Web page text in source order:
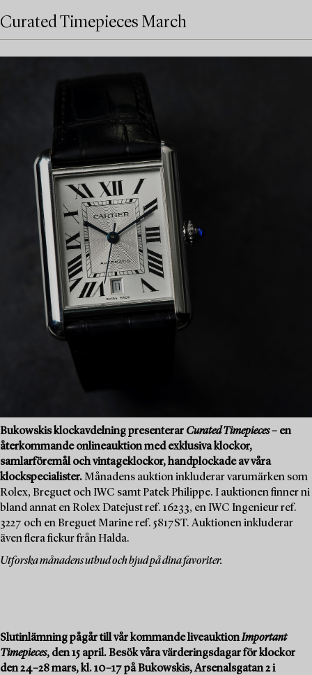
Curated Timepieces March
Bukowskis klockavdelning presenterar Curated Timepieces– en
återkommande onlineauktion med exklusiva klockor,
samlarföremål och vintageklockor, handplockade av våra
klockspecialister.Månadens auktion inkluderar varumärken som
Rolex, Breguet och IWC samt Patek Philippe. I auktionen finner ni
bland annat en Rolex Datejust ref. 16233, en IWC Ingenieur ref.
3227 och en Breguet Marine ref. 5817ST. Auktionen inkluderar
även flera fickur från Halda.
Utforska månadens utbud och bjud på dina favoriter.
Slutinlämning pågår till vår kommande liveauktionImportant
Timepieces, den 15 april. Besök våra värderingsdagar för klockor
den 24–28 mars, kl. 10–17 på Bukowskis, Arsenalsgatan 2 i